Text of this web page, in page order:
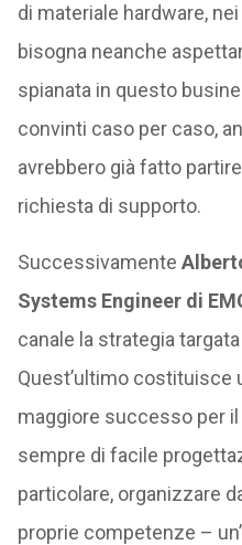
di materiale hardware,
bisogna neanche
spianata in questo
convinti caso per caso,
avrebbero già fatto
richiesta di supporto.
Successivamente
Systems Engineer di
canale la strategia
Quest’ultimo costituisce
maggiore successo per il
sempre di facile
particolare, organizzare
proprie competenze –